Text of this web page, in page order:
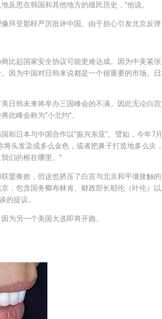
反思在韩国和其他地方的殖民历史，”他说。
拜登那样严厉批评中国。由于担心引发北京反
比起国家安全协议可能更难达成。因为中美紧
因为中国对日韩来说都是一个很重要的市场。
日韩未来将举办三国峰会的不满。因此无论白
此峰会称为“小北约”。
和日本与中国合作以“振兴东亚”。譬如，今年
将头发染成多么金色，或者把鼻子打造地多么
们的根在哪里。”
盟奏效，但这也挤压了白宫与北京和平壤接触
，包含国务卿布林肯、财政部长耶伦（叶伦）
的提议。
为另一个美国大选即将开跑。